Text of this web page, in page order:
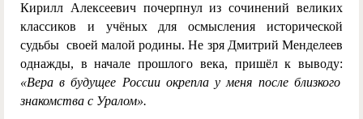
Кирилл Алексеевич почерпнул из сочинений великих
классиков и учёных для осмысления исторической
судьбы своей малой родины. Не зря Дмитрий Менделеев
однажды, в начале прошлого века, пришёл к выводу:
«Вера в будущее России окрепла у меня после близкого
знакомства с Уралом».